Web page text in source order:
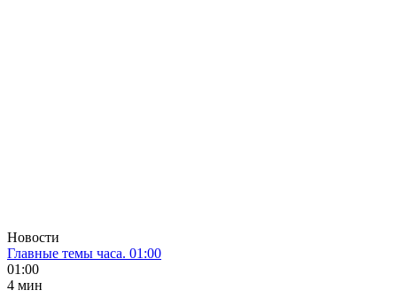
Новости
Главные темы часа. 01:00
01:00
4 мин